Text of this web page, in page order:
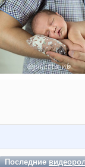
Последние